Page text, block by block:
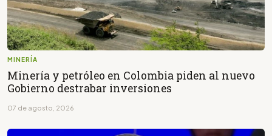
MINERÍA
Minería y petróleo en Colombia piden al nuevo
Gobierno destrabar inversiones
07 de agosto, 2026